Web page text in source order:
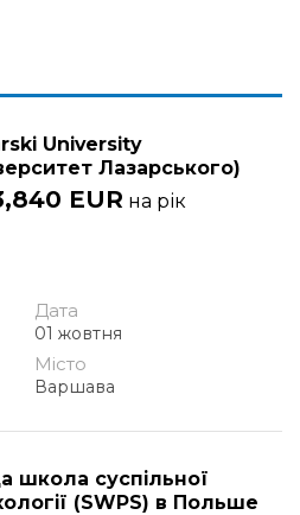
University
Лазарського)
EUR на рік
Дата
01 жовтня
Місто
Варшава
школа суспільної
(SWPS) в Польше